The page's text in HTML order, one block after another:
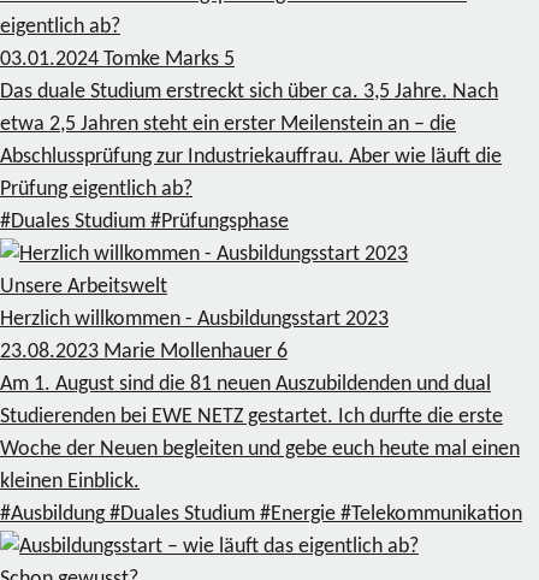
eigentlich ab?
03.01.2024 Tomke Marks 5
Das duale Studium erstreckt sich über ca. 3,5 Jahre. Nach
etwa 2,5 Jahren steht ein erster Meilenstein an – die
Abschlussprüfung zur Industriekauffrau. Aber wie läuft die
Prüfung eigentlich ab?
#Duales Studium #Prüfungsphase
Unsere Arbeitswelt
Herzlich willkommen - Ausbildungsstart 2023
23.08.2023 Marie Mollenhauer 6
Am 1. August sind die 81 neuen Auszubildenden und dual
Studierenden bei EWE NETZ gestartet. Ich durfte die erste
Woche der Neuen begleiten und gebe euch heute mal einen
kleinen Einblick.
#Ausbildung #Duales Studium #Energie #Telekommunikation